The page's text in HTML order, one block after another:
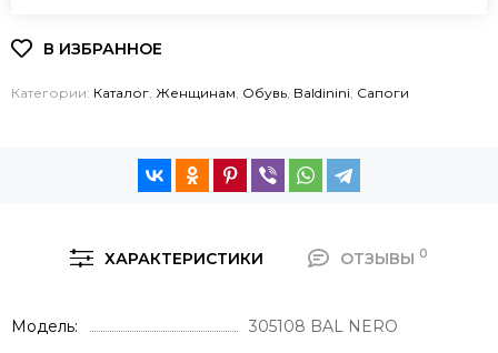
Категории: Каталог Женщинам Обувь Baldinini Сапоги
ХАРАКТЕРИСТИКИ ОТЗЫВЫ 0
Модель 305108 BAL NERO